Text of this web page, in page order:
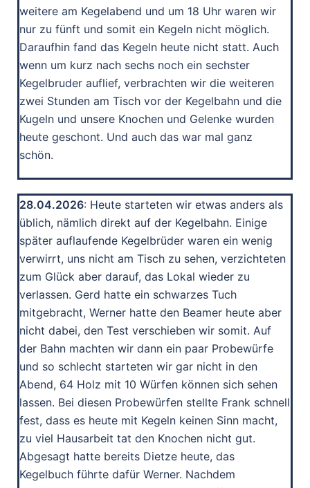
weitere am Kegelabend und um 18 Uhr waren wir
nur zu fünft und somit ein Kegeln nicht möglich.
Daraufhin fand das Kegeln heute nicht statt. Auch
wenn um kurz nach sechs noch ein sechster
Kegelbruder auflief, verbrachten wir die weiteren
zwei Stunden am Tisch vor der Kegelbahn und die
Kugeln und unsere Knochen und Gelenke wurden
heute geschont. Und auch das war mal ganz
schön.
28.04.2026: Heute starteten wir etwas anders als
üblich, nämlich direkt auf der Kegelbahn. Einige
später auflaufende Kegelbrüder waren ein wenig
verwirrt, uns nicht am Tisch zu sehen, verzichteten
zum Glück aber darauf, das Lokal wieder zu
verlassen. Gerd hatte ein schwarzes Tuch
mitgebracht, Werner hatte den Beamer heute aber
nicht dabei, den Test verschieben wir somit. Auf
der Bahn machten wir dann ein paar Probewürfe
und so schlecht starteten wir gar nicht in den
Abend, 64 Holz mit 10 Würfen können sich sehen
lassen. Bei diesen Probewürfen stellte Frank schnell
fest, dass es heute mit Kegeln keinen Sinn macht,
zu viel Hausarbeit tat den Knochen nicht gut.
Abgesagt hatte bereits Dietze heute, das
Kegelbuch führte dafür Werner. Nachdem